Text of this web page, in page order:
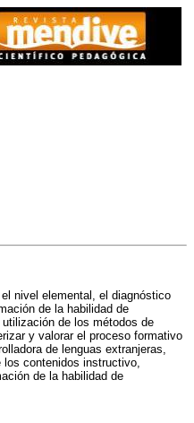
nivel elemental, el diagnóstico
de la habilidad de
de los métodos de
y valorar el proceso formativo
de lenguas extranjeras,
contenidos instructivo,
de la habilidad de